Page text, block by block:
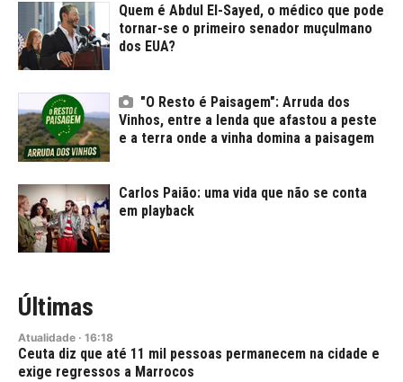
Quem é Abdul El-Sayed, o médico que pode
tornar-se o primeiro senador muçulmano
dos EUA?
"O Resto é Paisagem": Arruda dos
Vinhos, entre a lenda que afastou a peste
e a terra onde a vinha domina a paisagem
Carlos Paião: uma vida que não se conta
em playback
Últimas
Atualidade · 16:18
Ceuta diz que até 11 mil pessoas permanecem na cidade e
exige regressos a Marrocos